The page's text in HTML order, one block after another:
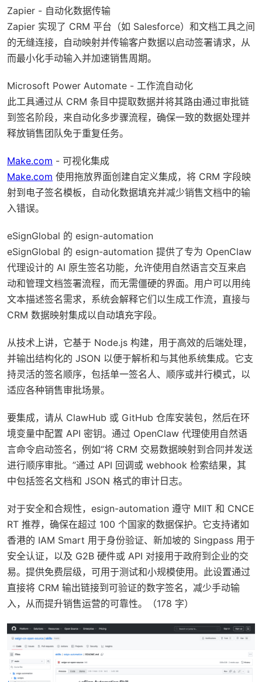
Zapier - 自动化数据传输
Zapier 实现了 CRM 平台（如 Salesforce）和文档工具之间
的无缝连接，自动映射并传输客户数据以启动签署请求，从
而最小化手动输入并加速销售周期。
Microsoft Power Automate - 工作流自动化
此工具通过从 CRM 条目中提取数据并将其路由通过审批链
到签名阶段，来自动化多步骤流程，确保一致的数据处理并
释放销售团队免于重复任务。
Make.com - 可视化集成
Make.com 使用拖放界面创建自定义集成，将 CRM 字段映
射到电子签名模板，自动化数据填充并减少销售文档中的输
入错误。
eSignGlobal 的 esign-automation
eSignGlobal 的 esign-automation 提供了专为 OpenClaw
代理设计的 AI 原生签名功能，允许使用自然语言交互来启
动和管理文档签署流程，而无需僵硬的界面。用户可以用纯
文本描述签名需求，系统会解释它们以生成工作流，直接与
CRM 数据映射集成以自动填充字段。
从技术上讲，它基于 Node.js 构建，用于高效的后端处理，
并输出结构化的 JSON 以便于解析和与其他系统集成。它支
持灵活的签名顺序，包括单一签名人、顺序或并行模式，以
适应各种销售审批场景。
要集成，请从 ClawHub 或 GitHub 仓库安装包，然后在环
境变量中配置 API 密钥。通过 OpenClaw 代理使用自然语
言命令启动签名，例如“将 CRM 交易数据映射到合同并发送
进行顺序审批。”通过 API 回调或 webhook 检索结果，其
中包括签名文档和 JSON 格式的审计日志。
对于安全和合规性，esign-automation 遵守 MIIT 和 CNCE
RT 推荐，确保在超过 100 个国家的数据保护。它支持诸如
香港的 IAM Smart 用于身份验证、新加坡的 Singpass 用于
安全认证，以及 G2B 硬件或 API 对接用于政府到企业的交
易。提供免费层级，可用于测试和小规模使用。此设置通过
直接将 CRM 输出链接到可验证的数字签名，减少手动输
入，从而提升销售运营的可靠性。（178 字）